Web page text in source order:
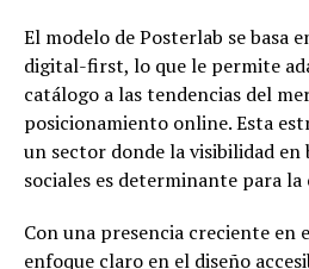
El modelo de Posterlab se basa
digital-first, lo que le permite
catálogo a las tendencias del
posicionamiento online. Esta
un sector donde la visibilidad en
sociales es determinante para
Con una presencia creciente
enfoque claro en el diseño